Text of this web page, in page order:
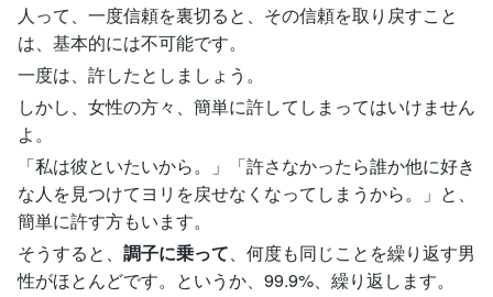
人って、一度信頼を裏切ると、その信頼を取り戻すこと
は、基本的には不可能です。
一度は、許したとしましょう。
しかし、女性の方々、簡単に許してしまってはいけません
よ。
「私は彼といたいから。」「許さなかったら誰か他に好き
な人を見つけてヨリを戻せなくなってしまうから。」と、
簡単に許す方もいます。
そうすると、 調子に乗って、何度も同じことを繰り返す男
性がほとんどです。というか、99.9%、繰り返します。